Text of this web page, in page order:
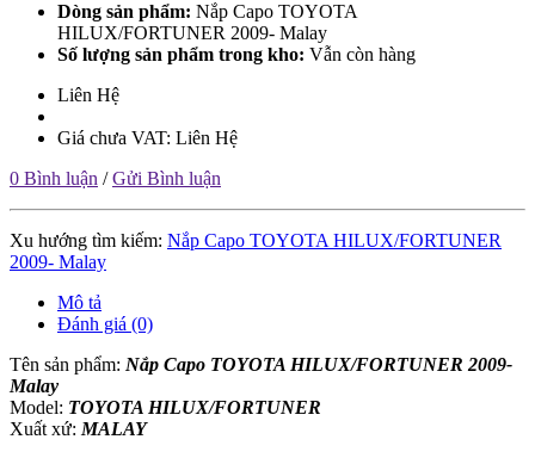
Dòng sản phẩm: Nắp Capo TOYOTA
HILUX/FORTUNER 2009- Malay
Số lượng sản phẩm trong kho: Vẫn còn hàng
Liên Hệ
Giá chưa VAT: Liên Hệ
0 Bình luận /Gửi Bình luận
Xu hướng tìm kiếm: Nắp Capo TOYOTA HILUX/FORTUNER
2009- Malay
Mô tả
Đánh giá (0)
Tên sản phẩm: Nắp Capo TOYOTA HILUX/FORTUNER 2009-
Malay
Model: TOYOTA HILUX/FORTUNER
Xuất xứ: MALAY